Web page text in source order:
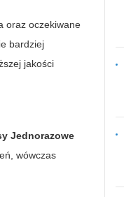
oraz oczekiwane
bardziej
jakości
Jednorazowe
wówczas